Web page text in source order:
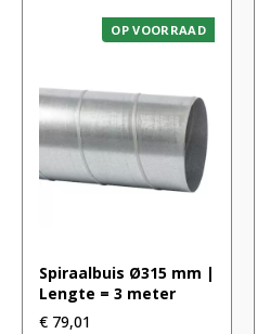
OP VOORRAAD
Spiraalbuis Ø315 mm |
Lengte = 3 meter
€ 79,01